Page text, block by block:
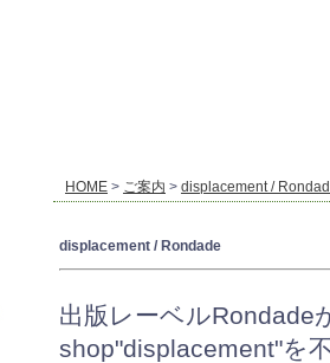
HOME > ご案内 > displacement /
displacement / Rondade
出版レーベルRondade
shop"displacement"を